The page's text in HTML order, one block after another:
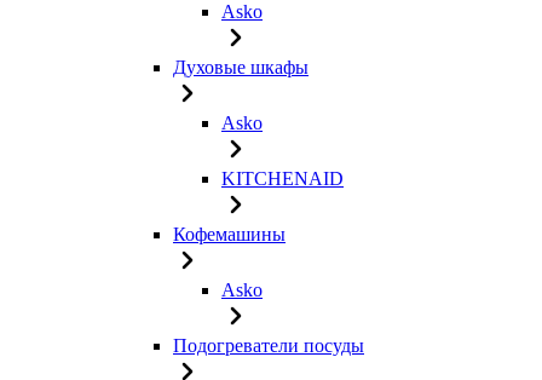
Asko
Духовые шкафы
Asko
KITCHENAID
Кофемашины
Asko
Подогреватели посуды